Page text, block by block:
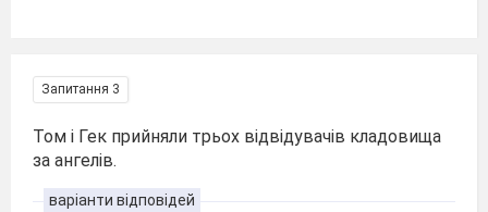
Запитання 3
Том і Гек прийняли трьох відвідувачів кладовища
за ангелів.
варіанти відповідей